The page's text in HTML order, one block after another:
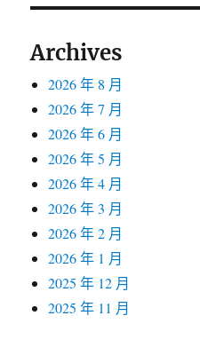
Archives
2026 年 8 月
2026 年 7 月
2026 年 6 月
2026 年 5 月
2026 年 4 月
2026 年 3 月
2026 年 2 月
2026 年 1 月
2025 年 12 月
2025 年 11 月